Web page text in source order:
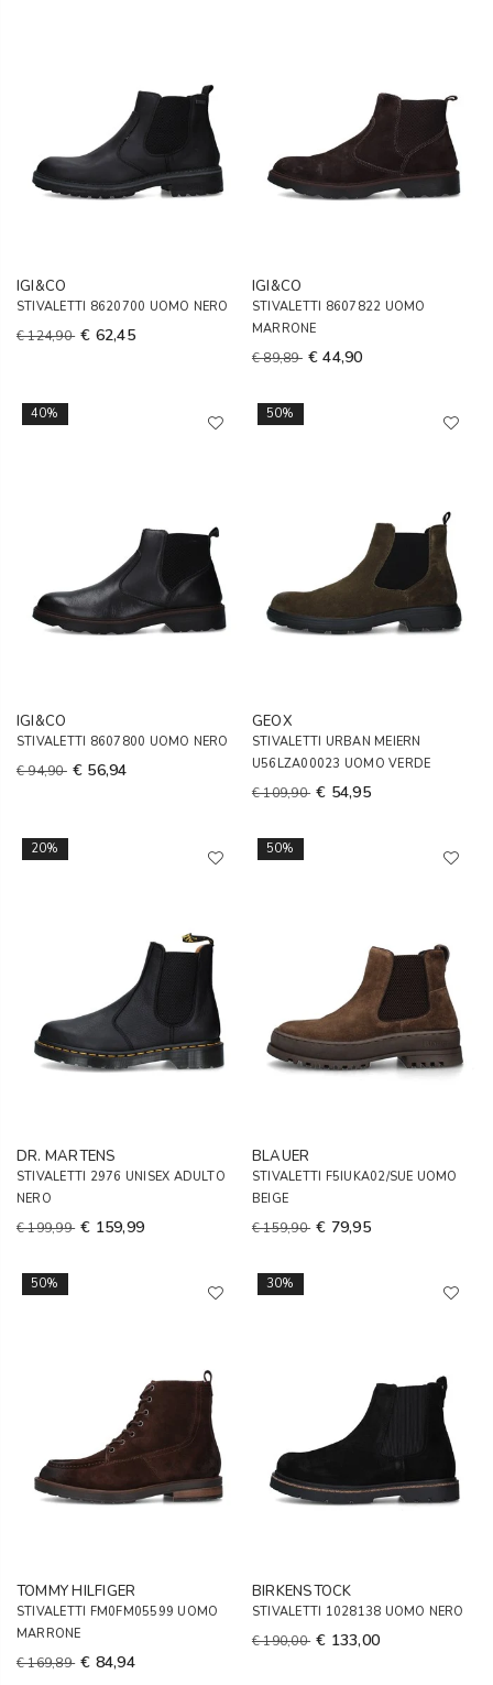
IGI&CO
STIVALETTI 8620700 UOMO NERO
€ 124,90 € 62,45
IGI&CO
STIVALETTI 8607822 UOMO
MARRONE
€ 89,89 € 44,90
40%
IGI&CO
STIVALETTI 8607800 UOMO NERO
€ 94,90 € 56,94
50%
GEOX
STIVALETTI URBAN MEIERN
U56LZA00023 UOMO VERDE
€ 109,90 € 54,95
20%
DR. MARTENS
STIVALETTI 2976 UNISEX ADULTO
NERO
€ 199,99 € 159,99
50%
BLAUER
STIVALETTI F5IUKA02/SUE UOMO
BEIGE
€ 159,90 € 79,95
50%
TOMMY HILFIGER
STIVALETTI FM0FM05599 UOMO
MARRONE
€ 169,89 € 84,94
30%
BIRKENSTOCK
STIVALETTI 1028138 UOMO NERO
€ 190,00 € 133,00